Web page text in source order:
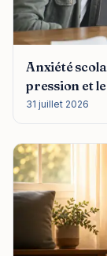
Anxiété
pression et
31 juillet 2026